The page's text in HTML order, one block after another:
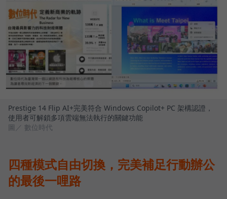
Prestige 14 Flip AI+完美符合 Windows Copilot+ PC 架構認證，
使用者可解鎖多項雲端無法執行的關鍵功能
圖／ 數位時代
四種模式自由切換，完美補足行動辦公
的最後一哩路